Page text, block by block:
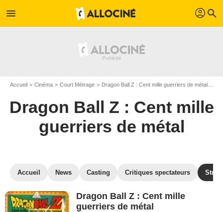
menu profil search
Accueil Cinéma Court Métrage Dragon Ball Z : Cent mille guerriers de métal
Dragon Ball Z : Cent mille
guerriers de métal
Accueil News Casting Critiques spectateurs
Dragon Ball Z : Cent mille
guerriers de métal